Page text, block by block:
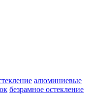
алюминиевые
безрамное остекление